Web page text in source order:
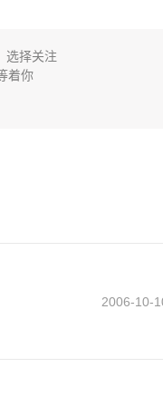
选择关注
着你
2006-10-